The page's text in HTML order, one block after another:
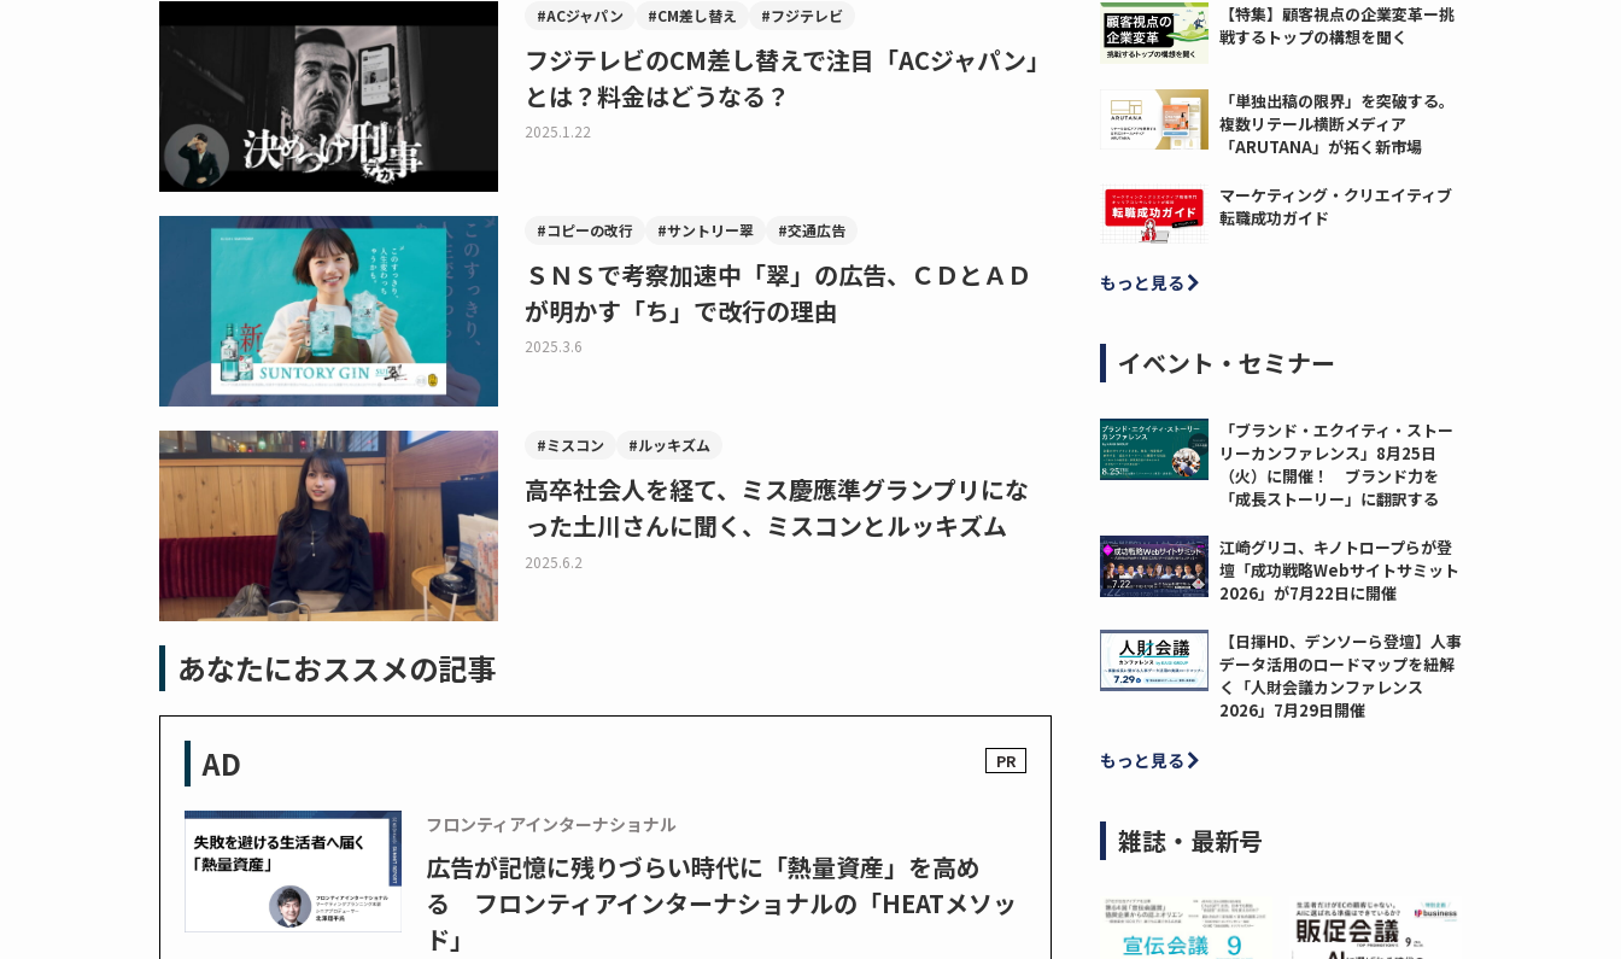
#ACジャパン #CM差し替え #フジテレビ
フジテレビのCM差し替えで注目「ACジャパン」
とは？料金はどうなる？
2025.1.22
#コピーの改行 #サントリー翠 #交通広告
ＳＮＳで考察加速中「翠」の広告、ＣＤとＡＤ
が明かす「ち」で改行の理由
2025.3.6
#ミスコン #ルッキズム
高卒社会人を経て、ミス慶應準グランプリにな
った土川さんに聞く、ミスコンとルッキズム
2025.6.2
あなたにおススメの記事
AD
フロンティアインターナショナル
広告が記憶に残りづらい時代に「熱量資産」を高め
る フロンティアインターナショナルの「HEATメソッ
ド」
【特集】顧客視点の企業変革ー挑
戦するトップの構想を聞く
「単独出稿の限界」を突破する。
複数リテール横断メディア
「ARUTANA」が拓く新市場
マーケティング・クリエイティブ
転職成功ガイド
もっと見る
イベント・セミナー
「ブランド・エクイティ・ストー
リーカンファレンス」8月25日
（火）に開催！ ブランド力を
「成長ストーリー」に翻訳する
江崎グリコ、キノトロープらが登
壇「成功戦略Webサイトサミット
2026」が7月22日に開催
【日揮HD、デンソーら登壇】人事
データ活用のロードマップを紐解
く「人財会議カンファレンス
2026」7月29日開催
もっと見る
雑誌・最新号